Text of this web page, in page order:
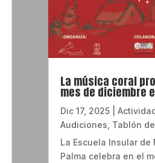
La música coral
mes de diciembre
Dic 17, 2025|
Audiciones Tablón
La Escuela Insular de
Palma celebra en el